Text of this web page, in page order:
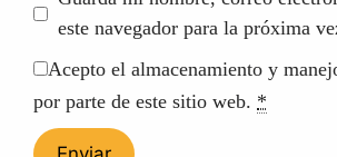
este navegador para la próxima
Acepto el almacenamiento y
por parte de este sitio web. *